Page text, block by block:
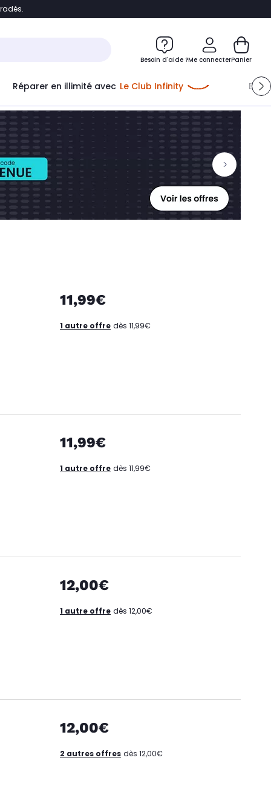
Besoin d'aide ?Me connecter
Me connecter
Nouveau clientCréer mon compte
ou me connecter avec
Panier
Réparer en illimité avec Le Club Infinity
11,99€
1 autre offre dès 11,99€
11,99€
1 autre offre dès 11,99€
12,00€
1 autre offre dès 12,00€
12,00€
2 autres offres dès 12,00€